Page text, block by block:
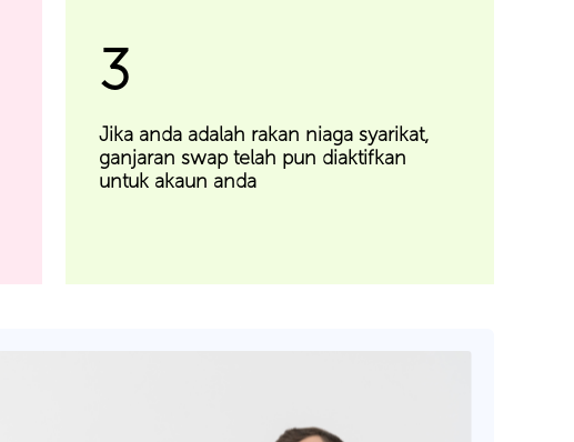
3
Jika anda adalah rakan niaga syarikat,
ganjaran swap telah pun diaktifkan
untuk akaun anda